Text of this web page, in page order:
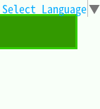
Select Language▼